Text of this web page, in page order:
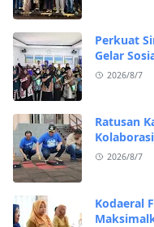
Perkuat
Gelar
2026/8/7
Ratusan
2026/8/7
Kodaeral